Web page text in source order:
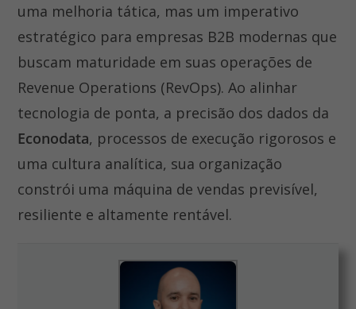
uma melhoria tática, mas um imperativo
estratégico para empresas B2B modernas que
buscam maturidade em suas operações de
Revenue Operations (RevOps). Ao alinhar
tecnologia de ponta, a precisão dos dados da
Econodata, processos de execução rigorosos e
uma cultura analítica, sua organização
constrói uma máquina de vendas previsível,
resiliente e altamente rentável.